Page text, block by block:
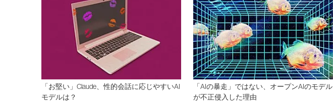
「お堅い」Claude、性的会話に応じやすいAI
モデルは？
「AIの暴走」ではない、オープンAIのモデル
が不正侵入した理由